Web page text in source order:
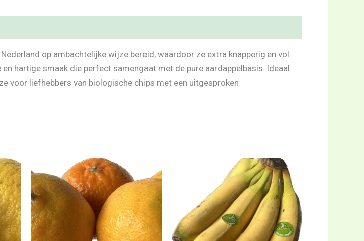
op ambachtelijke wijze bereid, waardoor ze extra knapperig en vol
hartige smaak die perfect samengaat met de pure aardappelbasis. Ideaal
voor liefhebbers van biologische chips met een uitgesproken